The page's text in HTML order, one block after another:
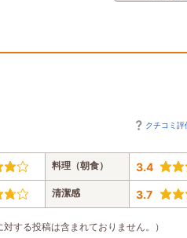
クチコミ評
料理（朝食） 3.4
清潔感 3.7
する投稿は含まれておりません。）